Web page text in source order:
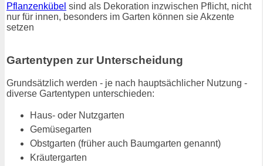
Pflanzenkübel sind als Dekoration inzwischen Pflicht, nicht
nur für innen, besonders im Garten können sie Akzente
setzen
Gartentypen zur Unterscheidung
Grundsätzlich werden - je nach hauptsächlicher Nutzung -
diverse Gartentypen unterschieden:
Haus- oder Nutzgarten
Gemüsegarten
Obstgarten (früher auch Baumgarten genannt)
Kräutergarten